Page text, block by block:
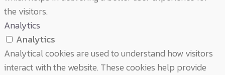
the visitors.
Analytics
Analytics
Analytical cookies are used to understand how visitors
interact with the website. These cookies help provide